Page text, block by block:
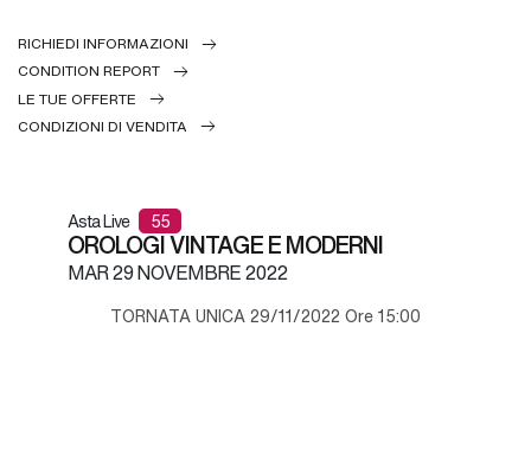
RICHIEDI INFORMAZIONI
CONDITION REPORT
LE TUE OFFERTE
CONDIZIONI DI VENDITA
Asta Live 55
OROLOGI VINTAGE E MODERNI
MAR29 NOVEMBRE 2022
TORNATA UNICA 29/11/2022 Ore 15:00